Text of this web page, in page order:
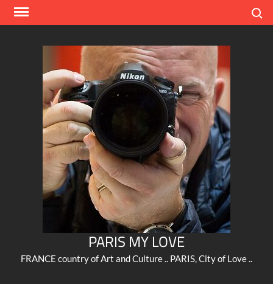
Skip
PARIS MY LOVE
FRANCE country of Art and Culture .. PARIS, City of Love ..